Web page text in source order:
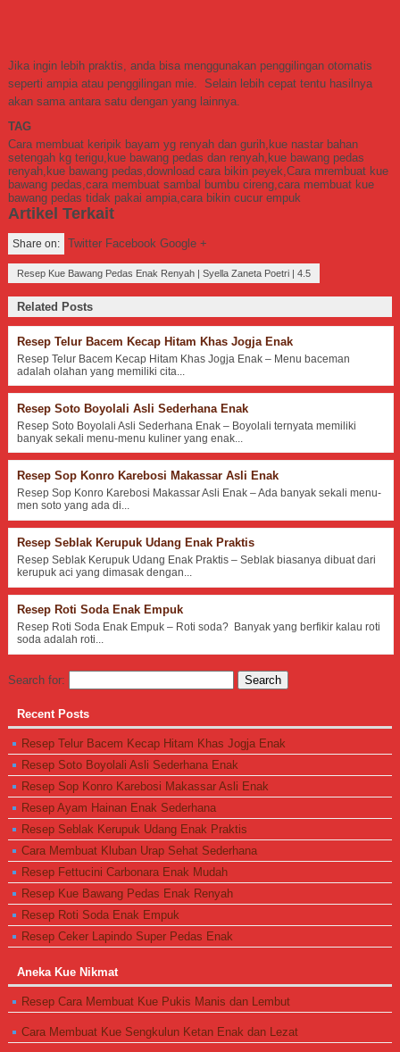
Jika ingin lebih praktis, anda bisa menggunakan penggilingan otomatis
seperti ampia atau penggilingan mie. Selain lebih cepat tentu hasilnya
akan sama antara satu dengan yang lainnya.
TAG
Cara membuat keripik bayam yg renyah dan gurih,kue nastar bahan
setengah kg terigu,kue bawang pedas dan renyah,kue bawang pedas
renyah,kue bawang pedas,download cara bikin peyek,Cara mrembuat kue
bawang pedas,cara membuat sambal bumbu cireng,cara membuat kue
bawang pedas tidak pakai ampia,cara bikin cucur empuk
Artikel Terkait
Share on: Twitter Facebook Google +
Resep Kue Bawang Pedas Enak Renyah| Syella Zaneta Poetri| 4.5
Related Posts
Resep Telur Bacem Kecap Hitam Khas Jogja Enak
Resep Telur Bacem Kecap Hitam Khas Jogja Enak – Menu baceman
adalah olahan yang memiliki cita...
Resep Soto Boyolali Asli Sederhana Enak
Resep Soto Boyolali Asli Sederhana Enak – Boyolali ternyata memiliki
banyak sekali menu-menu kuliner yang enak...
Resep Sop Konro Karebosi Makassar Asli Enak
Resep Sop Konro Karebosi Makassar Asli Enak – Ada banyak sekali menu-
men soto yang ada di...
Resep Seblak Kerupuk Udang Enak Praktis
Resep Seblak Kerupuk Udang Enak Praktis – Seblak biasanya dibuat dari
kerupuk aci yang dimasak dengan...
Resep Roti Soda Enak Empuk
Resep Roti Soda Enak Empuk – Roti soda? Banyak yang berfikir kalau roti
soda adalah roti...
Search for:
Recent Posts
Resep Telur Bacem Kecap Hitam Khas Jogja Enak
Resep Soto Boyolali Asli Sederhana Enak
Resep Sop Konro Karebosi Makassar Asli Enak
Resep Ayam Hainan Enak Sederhana
Resep Seblak Kerupuk Udang Enak Praktis
Cara Membuat Kluban Urap Sehat Sederhana
Resep Fettucini Carbonara Enak Mudah
Resep Kue Bawang Pedas Enak Renyah
Resep Roti Soda Enak Empuk
Resep Ceker Lapindo Super Pedas Enak
Aneka Kue Nikmat
Resep Cara Membuat Kue Pukis Manis dan Lembut
Cara Membuat Kue Sengkulun Ketan Enak dan Lezat